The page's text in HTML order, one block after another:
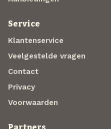
Service
Klantenservice
Veelgestelde vragen
Contact
Privacy
Voorwaarden
Partners